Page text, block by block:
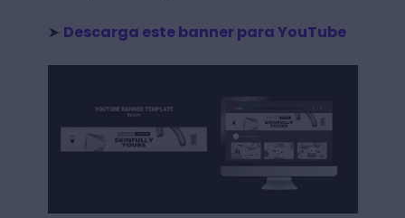
➤ Descarga este banner para YouTube